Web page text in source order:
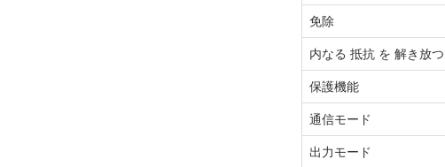
免除
内なる 抵抗 を 解き放つ
保護機能
通信モード
出力モード